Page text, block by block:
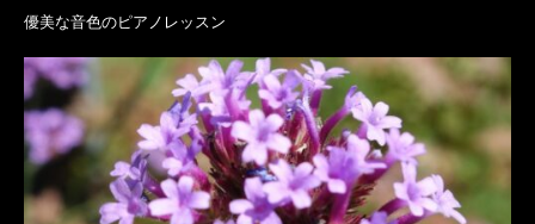
優美な音色のピアノレッスン